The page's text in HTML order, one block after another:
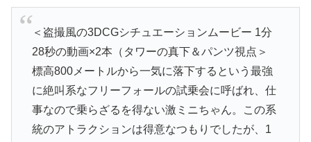
＜盗撮風の3DCGシチュエーションムービー 1分
28秒の動画×2本（タワーの真下＆パンツ視点＞
標高800メートルから一気に落下するという最強
に絶叫系なフリーフォールの試乗会に呼ばれ、仕
事なので乗らざるを得ない激ミニちゃん。この系
統のアトラクションは得意なつもりでしたが、1